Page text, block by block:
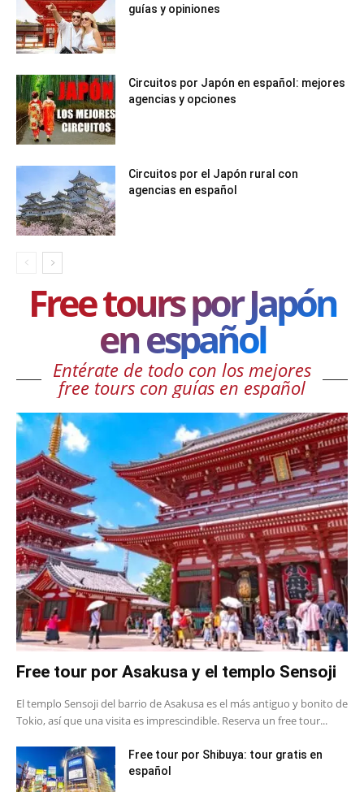
guías y opiniones
Circuitos por Japón en español: mejores
agencias y opciones
Circuitos por el Japón rural con
agencias en español
Free tours por Japón
en español
Entérate de todo con los mejores
free tours con guías en español
Free tour por Asakusa y el templo Sensoji
El templo Sensoji del barrio de Asakusa es el más antiguo y bonito de
Tokio, así que una visita es imprescindible. Reserva un free tour...
Free tour por Shibuya: tour gratis en
español